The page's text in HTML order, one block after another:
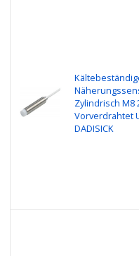
Zylindrisch M8
Vorverdrahtet
DADISICK